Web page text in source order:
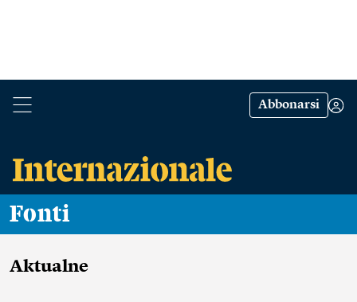
Abbonarsi
Fonti
Aktualne